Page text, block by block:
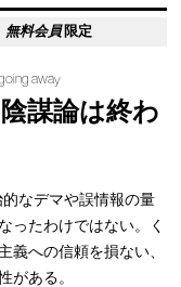
無料会員 限定
away
謀論は終わ
なデマや誤情報の量
ったわけではない。く
義への信頼を損ない、
がある。